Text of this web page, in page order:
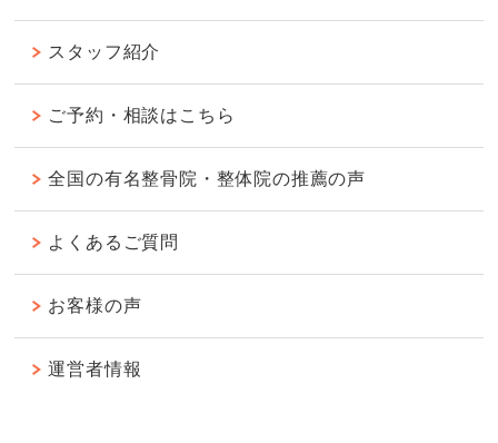
スタッフ紹介
ご予約・相談はこちら
全国の有名整骨院・整体院の推薦の声
よくあるご質問
お客様の声
運営者情報